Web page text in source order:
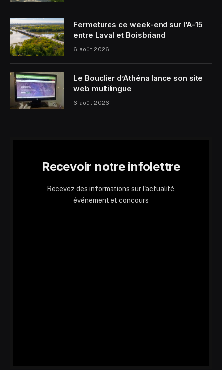
Fermetures ce week-end sur l’A-15
entre Laval et Boisbriand
6 août 2026
Le Bouclier d’Athéna lance son site
web multilingue
6 août 2026
Recevoir notre infolettre
Recevez des informations sur l'actualité,
événement et concours